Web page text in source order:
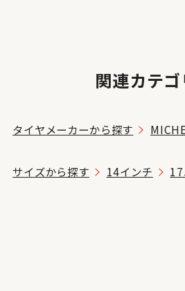
関連カテゴ
タイヤメーカーから探す
サイズから探す 14インチ